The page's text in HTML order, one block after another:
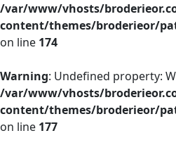
/var/www/vhosts/
content/themes/broderieor/
on line 174
Warning: Undefined property:
/var/www/vhosts/
content/themes/broderieor/
on line 177